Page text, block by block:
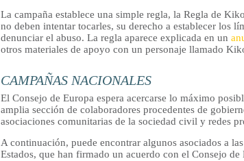
La campaña establece una simple regla, la Regla de
no deben intentar tocarles, su derecho a establecer los
denunciar el abuso. La regla aparece explicada en un
otros materiales de apoyo con un personaje llamado
CAMPAÑAS NACIONALES
El Consejo de Europa espera acercarse lo máximo
amplia sección de colaboradores procedentes de
asociaciones comunitarias de la sociedad civil y redes
A continuación, puede encontrar algunos asociados a
Estados, que han firmado un acuerdo con el Consejo de